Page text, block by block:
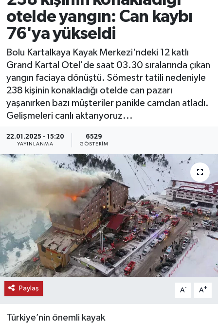
otelde yangın: Can kaybı
76'ya yükseldi
Bolu Kartalkaya Kayak Merkezi'ndeki 12 katlı
Grand Kartal Otel'de saat 03.30 sıralarında çıkan
yangın faciaya dönüştü. Sömestr tatili nedeniyle
238 kişinin konakladığı otelde can pazarı
yaşanırken bazı müşteriler panikle camdan atladı.
Gelişmeleri canlı aktarıyoruz...
22.01.2025 - 15:20
YAYINLANMA
6529
GÖSTERIM
Paylaş A- A+
Türkiye’nin önemli kayak
GÖKTÜRK
GÜNDEM
KEMERBURGAZ
KÜLTÜR - SANAT
MAGAZİN
ÖZEL HABER
SAĞLIK
TEKNOLOJİ
TİCARET
YAŞAM